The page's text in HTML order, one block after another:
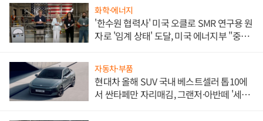
화학·에너지
'한수원 협력사' 미국 오클로 SMR 연구용 원
자로 '임계 상태' 도달, 미국 에너지부 "중요
자동차·부품
현대차 올해 SUV 국내 베스트셀러 톱10에
서 싼타페만 자리매김, 그랜저·아반떼 '세단